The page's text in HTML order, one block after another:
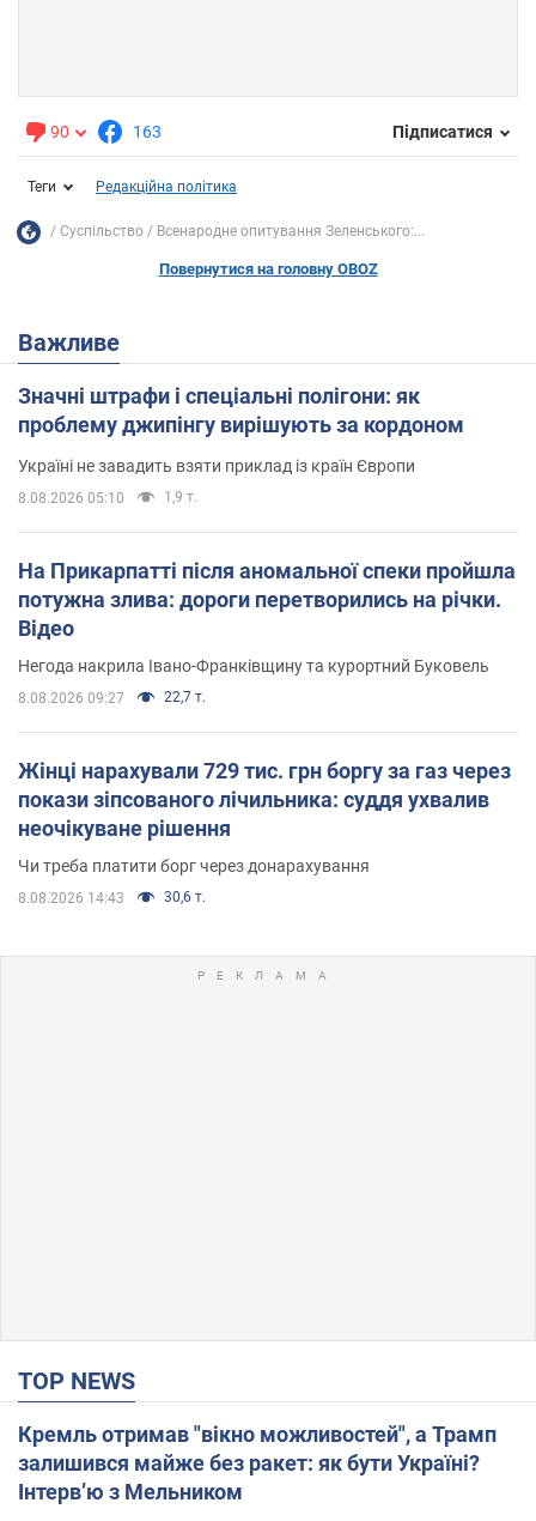
90 163 Підписатися
Теги Редакційна політика
Суспільство Всенародне опитування Зеленського:...
Повернутися на головну OBOZ
Важливе
Значні штрафи і спеціальні полігони: як
проблему джипінгу вирішують за кордоном
Україні не завадить взяти приклад із країн Європи
8.08.2026 05:10 1,9 т.
На Прикарпатті після аномальної спеки пройшла
потужна злива: дороги перетворились на річки.
Відео
Негода накрила Івано-Франківщину та курортний Буковель
8.08.2026 09:27 22,7 т.
Жінці нарахували 729 тис. грн боргу за газ через
покази зіпсованого лічильника: суддя ухвалив
неочікуване рішення
Чи треба платити борг через донарахування
8.08.2026 14:43 30,6 т.
TOP NEWS
Кремль отримав "вікно можливостей", а Трамп
залишився майже без ракет: як бути Україні?
Інтерв’ю з Мельником